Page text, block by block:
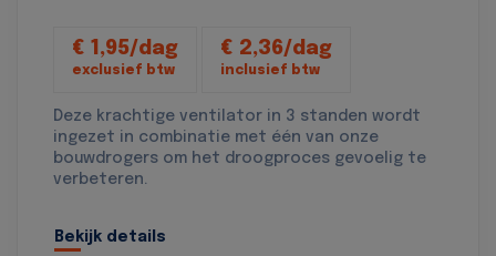
€ 1,95/dag
exclusief btw
€ 2,36/dag
inclusief btw
Deze krachtige ventilator in 3 standen wordt
ingezet in combinatie met één van onze
bouwdrogers om het droogproces gevoelig te
verbeteren.
Bekijk details